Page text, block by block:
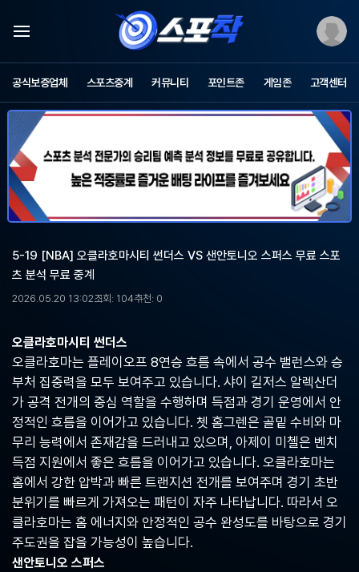
스
포
츠
중
포
착
-
료
츠
계,
해
축
구
중
계,
실
시
간
해
외
스
포
츠
중
계
사
공식보증업체 스포츠중계 커뮤니티 포인트존 게임존 고객센터
5-19 [NBA] 오클라호마시티 썬더스 VS 샌안토니오 스퍼스 무료 스포
츠 분석 무료 중계
2026.05.20 13:02조회: 104추천: 0
오클라호마시티 썬더스
오클라호마는 플레이오프 8연승 흐름 속에서 공수 밸런스와 승
부처 집중력을 모두 보여주고 있습니다. 샤이 길저스 알렉산더
가 공격 전개의 중심 역할을 수행하며 득점과 경기 운영에서 안
정적인 흐름을 이어가고 있습니다. 쳇 홈그렌은 골밑 수비와 마
무리 능력에서 존재감을 드러내고 있으며, 아제이 미첼은 벤치
득점 지원에서 좋은 흐름을 이어가고 있습니다. 오클라호마는
홈에서 강한 압박과 빠른 트랜지션 전개를 보여주며 경기 초반
분위기를 빠르게 가져오는 패턴이 자주 나타납니다. 따라서 오
클라호마는 홈 에너지와 안정적인 공수 완성도를 바탕으로 경기
주도권을 잡을 가능성이 높습니다.
샌안토니오 스퍼스